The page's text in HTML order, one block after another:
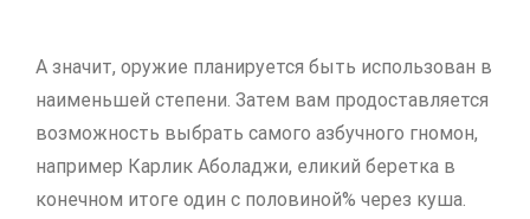
А значит, оружие планируется быть использован в
наименьшей степени. Затем вам продоставляется
возможность выбрать самого азбучного гномон,
например Карлик Аболаджи, еликий беретка в
конечном итоге один с половиной% через куша.